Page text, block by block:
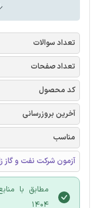
تعداد سوالات
تعداد صفحات
کد محصول
آخرین بروزرسانی
مناسب
آزمون شرکت نفت و گاز
مطابق با
1404